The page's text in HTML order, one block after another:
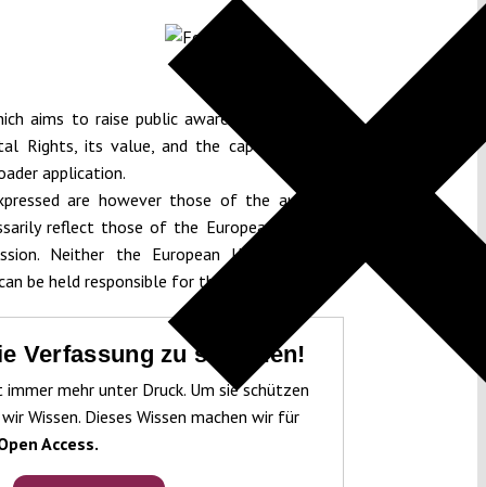
aims to raise public awareness of the EU
Rights, its value, and the capacity of key
application.
are however those of the author(s)
reflect those of the European Union or
Neither the European Union nor the
be held responsible for them.
Verfassung zu schützen!
immer mehr unter Druck. Um sie schützen
Wissen. Dieses Wissen machen wir für
Access.